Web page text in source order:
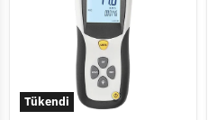
Tükendi
Manometresi